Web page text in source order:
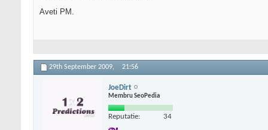
Aveti PM.
29th September 2009, 21:56
JoeDirt
Membru SeoPedia
Reputatie: 34